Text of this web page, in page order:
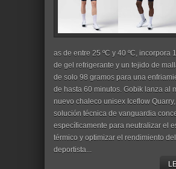
as de entre 25 ºC y 40 ºC, incorpora
de gel refrigerante y un tejido de
de solo 98 gramos para una
de hasta 60 minutos. Gobik lanza al
nuevo chaleco unisex Iceflow
solución técnica de vanguardia
específicamente para neutralizar el
térmico y optimizar el rendimiento del
deportista...